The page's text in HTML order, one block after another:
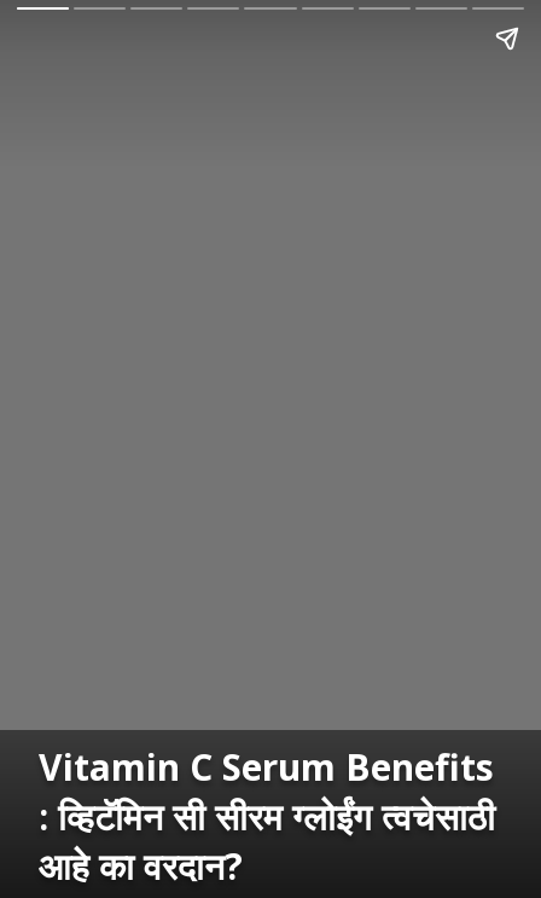
Vitamin C Serum Benefits
: व्हिटॅमिन सी सीरम ग्लोईंग त्वचेसाठी
आहे का वरदान?